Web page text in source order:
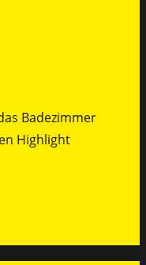
Badezimmer
Highlight